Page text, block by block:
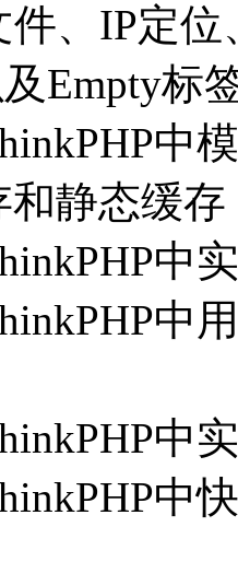
件、IP定位
Empty标
中
静态缓存
中
中
中
中